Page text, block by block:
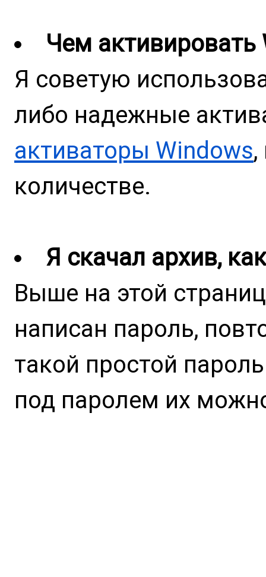
Чем активировать
Я советую
либо надежные
активаторы Windows
количестве.
Я скачал архив,
Выше на этой
написан пароль,
такой простой
под паролем их